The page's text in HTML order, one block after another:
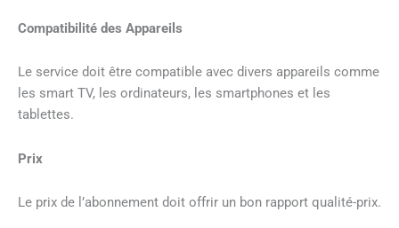
Compatibilité des Appareils
Le service doit être compatible avec divers appareils comme
les smart TV, les ordinateurs, les smartphones et les
tablettes.
Prix
Le prix de l’abonnement doit offrir un bon rapport qualité-prix.